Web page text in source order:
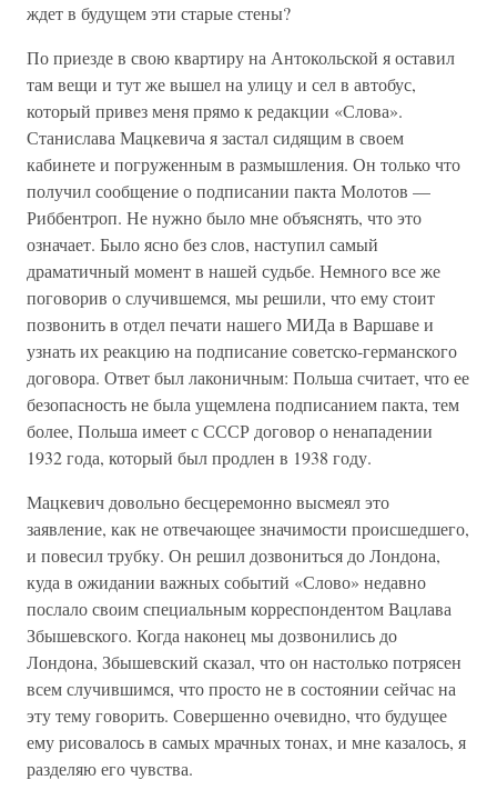
ждет в будущем эти старые стены?
По приезде в свою квартиру на Антокольской я оставил
там вещи и тут же вышел на улицу и сел в автобус,
который привез меня прямо к редакции «Слова».
Станислава Мацкевича я застал сидящим в своем
кабинете и погруженным в размышления. Он только что
получил сообщение о подписании пакта Молотов —
Риббентроп. Не нужно было мне объяснять, что это
означает. Было ясно без слов, наступил самый
драматичный момент в нашей судьбе. Немного все же
поговорив о случившемся, мы решили, что ему стоит
позвонить в отдел печати нашего МИДа в Варшаве и
узнать их реакцию на подписание советско-германского
договора. Ответ был лаконичным: Польша считает, что ее
безопасность не была ущемлена подписанием пакта, тем
более, Польша имеет с СССР договор о ненападении
1932 года, который был продлен в 1938 году.
Мацкевич довольно бесцеремонно высмеял это
заявление, как не отвечающее значимости происшедшего,
и повесил трубку. Он решил дозвониться до Лондона,
куда в ожидании важных событий «Слово» недавно
послало своим специальным корреспондентом Вацлава
Збышевского. Когда наконец мы дозвонились до
Лондона, Збышевский сказал, что он настолько потрясен
всем случившимся, что просто не в состоянии сейчас на
эту тему говорить. Совершенно очевидно, что будущее
ему рисовалось в самых мрачных тонах, и мне казалось, я
разделяю его чувства.